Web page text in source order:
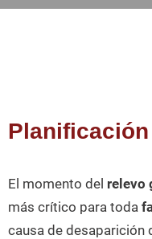
El momento del relevo
más crítico para toda
causa de desaparición